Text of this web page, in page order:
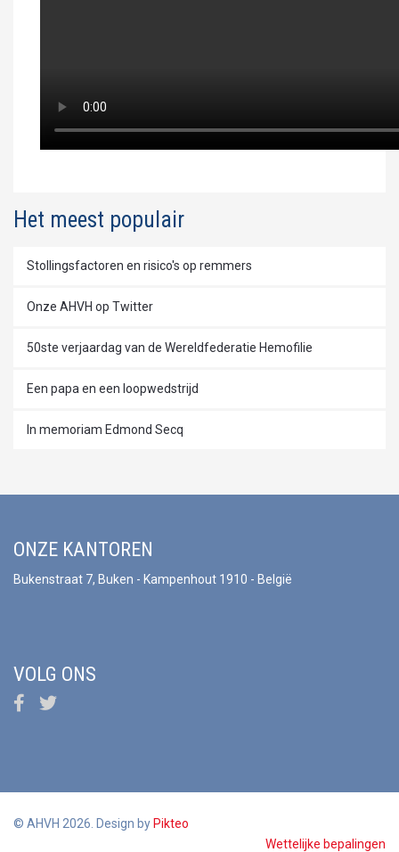
Het meest populair
Stollingsfactoren en risico's op remmers
Onze AHVH op Twitter
50ste verjaardag van de Wereldfederatie Hemofilie
Een papa en een loopwedstrijd
In memoriam Edmond Secq
ONZE KANTOREN
Bukenstraat 7, Buken - Kampenhout 1910 - België
VOLG ONS
© AHVH 2026. Design by Pikteo
Wettelijke bepalingen